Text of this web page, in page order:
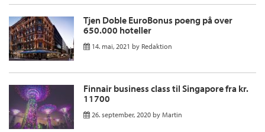
Tjen Doble EuroBonus poeng på over
650.000 hoteller
14. mai, 2021 by Redaktion
Finnair business class til Singapore fra kr.
11700
26. september, 2020 by Martin